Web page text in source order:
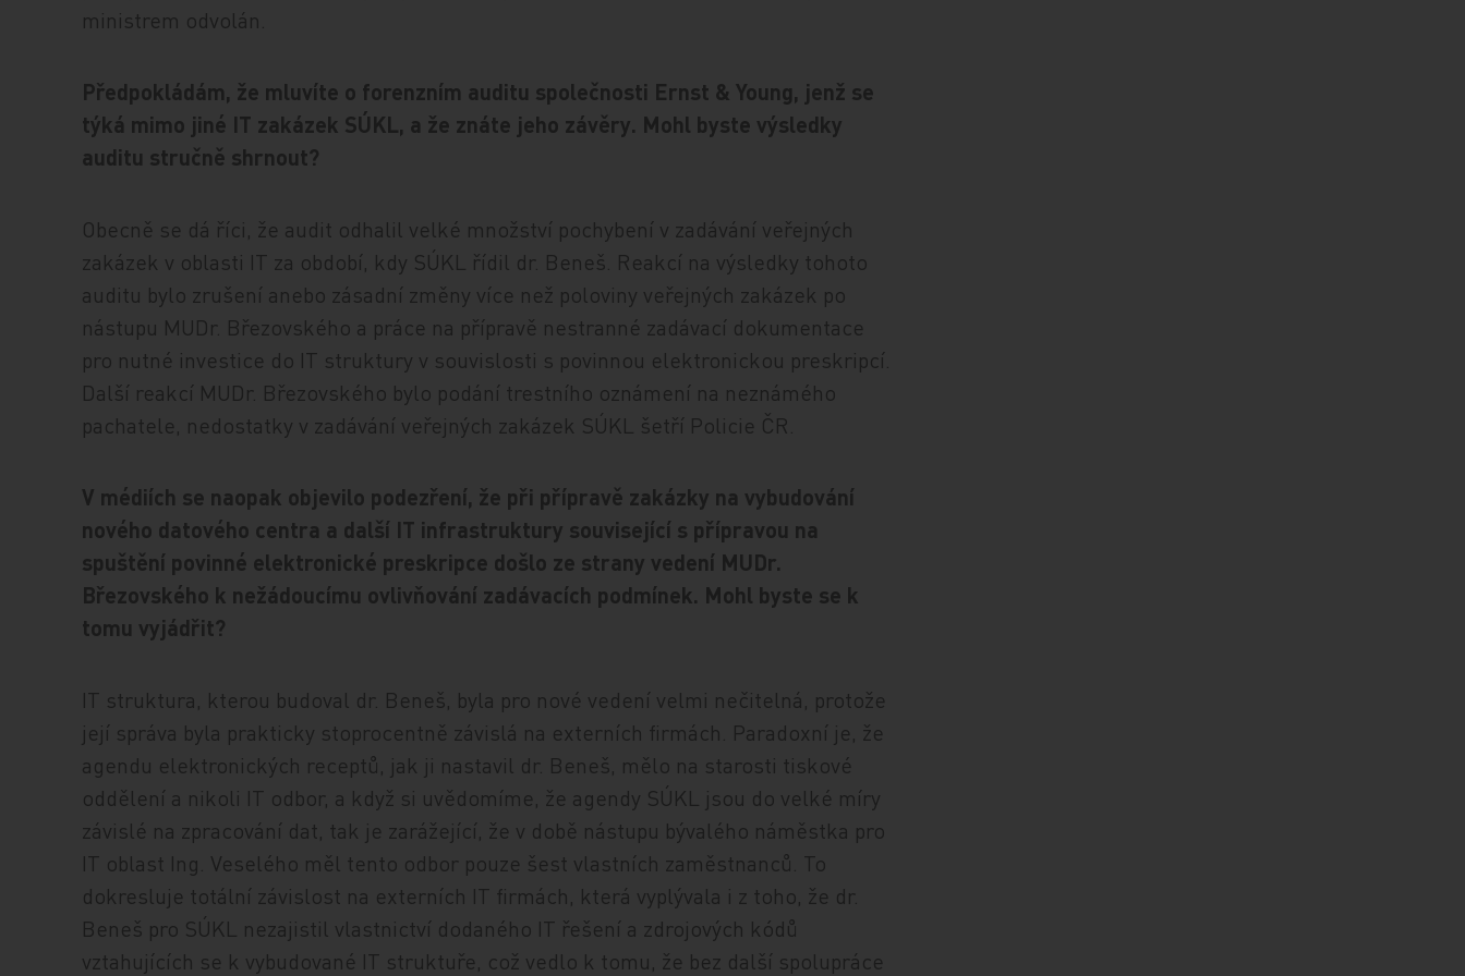
ministrem odvolán.
Předpokládám, že mluvíte o forenzním auditu společnosti Ernst & Young, jenž se
týká mimo jiné IT zakázek SÚKL, a že znáte jeho závěry. Mohl byste výsledky
auditu stručně shrnout?
Obecně se dá říci, že audit odhalil velké množství pochybení v zadávání veřejných
zakázek v oblasti IT za období, kdy SÚKL řídil dr. Beneš. Reakcí na výsledky tohoto
auditu bylo zrušení anebo zásadní změny více než poloviny veřejných zakázek po
nástupu MUDr. Březovského a práce na přípravě nestranné zadávací dokumentace
pro nutné investice do IT struktury v souvislosti s povinnou elektronickou preskripcí.
Další reakcí MUDr. Březovského bylo podání trestního oznámení na neznámého
pachatele, nedostatky v zadávání veřejných zakázek SÚKL šetří Policie ČR.
V médiích se naopak objevilo podezření, že při přípravě zakázky na vybudování
nového datového centra a další IT infrastruktury související s přípravou na
spuštění povinné elektronické preskripce došlo ze strany vedení MUDr.
Březovského k nežádoucímu ovlivňování zadávacích podmínek. Mohl byste se k
tomu vyjádřit?
IT struktura, kterou budoval dr. Beneš, byla pro nové vedení velmi nečitelná, protože
její správa byla prakticky stoprocentně závislá na externích firmách. Paradoxní je, že
agendu elektronických receptů, jak ji nastavil dr. Beneš, mělo na starosti tiskové
oddělení a nikoli IT odbor, a když si uvědomíme, že agendy SÚKL jsou do velké míry
závislé na zpracování dat, tak je zarážející, že v době nástupu bývalého náměstka pro
IT oblast Ing. Veselého měl tento odbor pouze šest vlastních zaměstnanců. To
dokresluje totální závislost na externích IT firmách, která vyplývala i z toho, že dr.
Beneš pro SÚKL nezajistil vlastnictví dodaného IT řešení a zdrojových kódů
vztahujících se k vybudované IT struktuře, což vedlo k tomu, že bez další spolupráce